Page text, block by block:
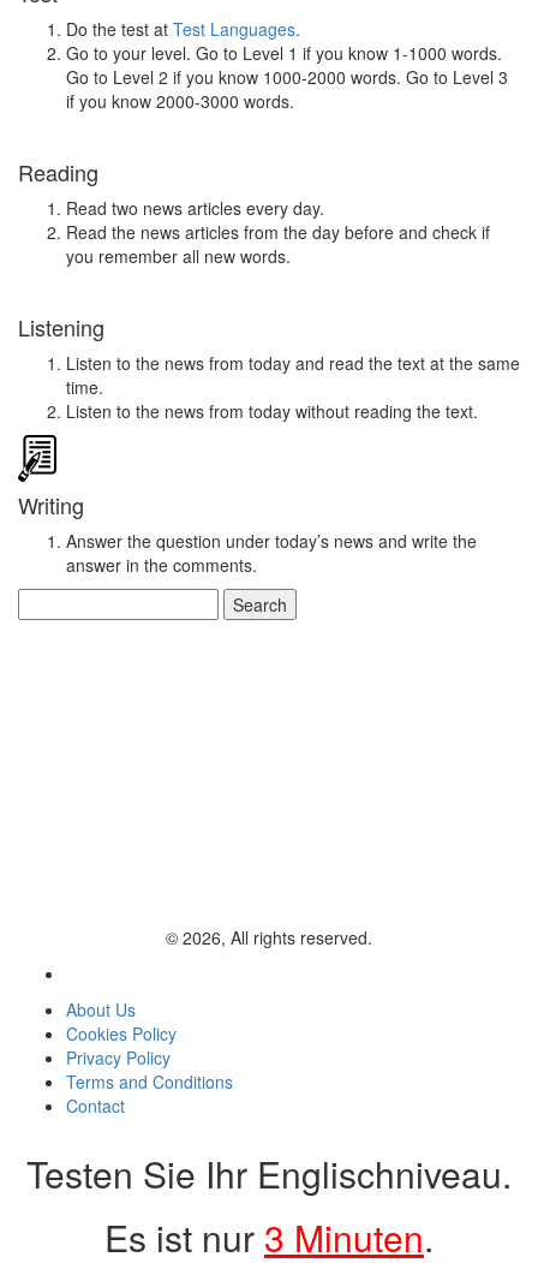
Do the test at Test Languages.
Go to your level. Go to Level 1 if you know 1-1000 words.
Go to Level 2 if you know 1000-2000 words. Go to Level 3
if you know 2000-3000 words.
Reading
Read two news articles every day.
Read the news articles from the day before and check if
you remember all new words.
Listening
Listen to the news from today and read the text at the same
time.
Listen to the news from today without reading the text.
Writing
Answer the question under today’s news and write the
answer in the comments.
for:
© 2026, All rights reserved.
About Us
Cookies Policy
Privacy Policy
Terms and Conditions
Contact
Testen Sie Ihr Englischniveau.
Es ist nur 3 Minuten.